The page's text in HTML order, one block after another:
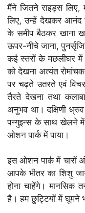
मैंने जितने राइड्स
लिए, उन्हें देखकर आनंद
के समीप बैठकर खाना
ऊपर-नीचे जाना,
कई स्तरों के मछलीघर में
को देखना अत्यंत
पर चढ़ते उतरते एवं
तैरते देखना तथा
अनुभव था। दक्षिणी
पन्गुइन्स के साथ खेलने
ओशन पार्क में पाया।
इस ओशन पार्क में चारों
आपके भीतर का शिशु
होना चाहेंगे। मानसिक
है। हम छुट्टियों में घूमने